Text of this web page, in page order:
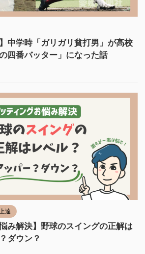
中学時「ガリガリ貧打男」が高校
四番バッター」になった話
達
み解決】野球のスイングの正解は
ダウン？